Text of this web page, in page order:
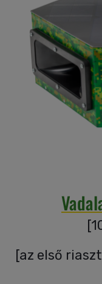
Kiegészítők
Garanciáink
viszonteladó!
[
[az első